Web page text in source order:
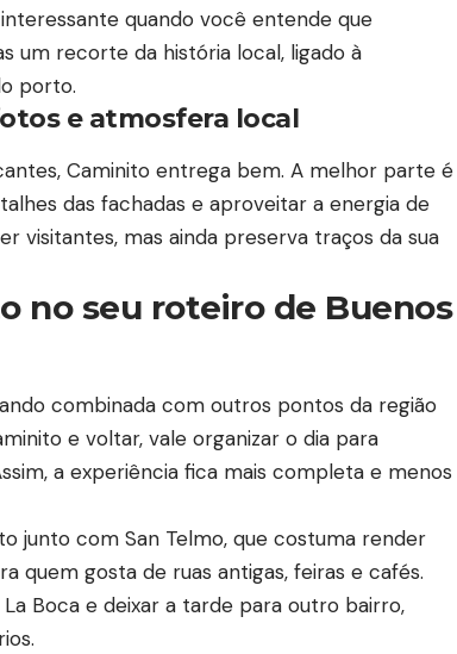
quando você entende que
um recorte da história local, ligado à
porto.
e atmosfera local
Caminito entrega bem. A melhor parte é
das fachadas e aproveitar a energia de
visitantes, mas ainda preserva traços da sua
no seu roteiro de Buenos
combinada com outros pontos da região
e voltar, vale organizar o dia para
a experiência fica mais completa e menos
junto com San Telmo, que costuma render
quem gosta de ruas antigas, feiras e cafés.
Boca e deixar a tarde para outro bairro,